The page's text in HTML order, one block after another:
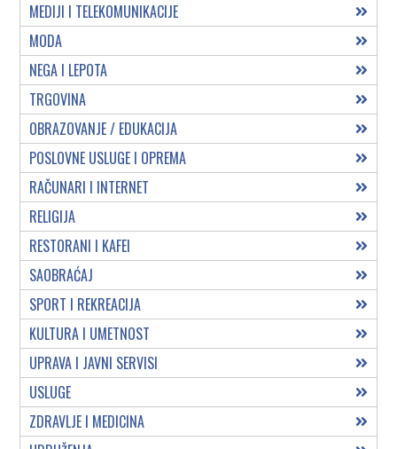
MEDIJI I TELEKOMUNIKACIJE
MODA
NEGA I LEPOTA
TRGOVINA
OBRAZOVANJE / EDUKACIJA
POSLOVNE USLUGE I OPREMA
RAČUNARI I INTERNET
RELIGIJA
RESTORANI I KAFEI
SAOBRAĆAJ
SPORT I REKREACIJA
KULTURA I UMETNOST
UPRAVA I JAVNI SERVISI
USLUGE
ZDRAVLJE I MEDICINA